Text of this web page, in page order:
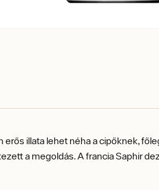
erős illata lehet néha a cipőknek,
a megoldás. A francia Saphir